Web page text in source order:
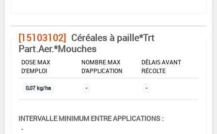
[15103102] Céréales à paille*Trt
Part.Aer.*Mouches
DOSE MAX
D'EMPLOI
NOMBRE MAX
D'APPLICATION
DÉLAIS AVANT
RÉCOLTE
0,07 kg/ha - -
INTERVALLE MINIMUM ENTRE APPLICATIONS :
-